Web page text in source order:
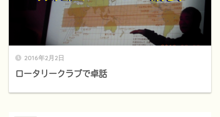
2016年2月2日
ロータリークラブで卓話